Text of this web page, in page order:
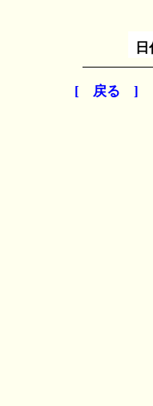
[ 戻る ]